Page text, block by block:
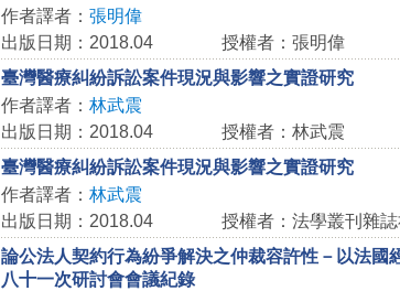
作者譯者： 張明偉
出版日期：2018.04
授權者：張明偉
臺灣醫療糾紛訴訟案件現況與影響之實證研究
作者譯者： 林武震
出版日期：2018.04
授權者：林武震
臺灣醫療糾紛訴訟案件現況與影響之實證研究
作者譯者： 林武震
出版日期：2018.04
授權者：法學叢刊雜誌
論公法人契約行為紛爭解決之仲裁容許性－以法國
八十一次研討會會議紀錄